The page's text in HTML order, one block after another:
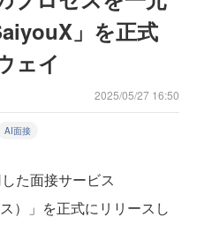
」を正式
ェイ
2025/05/27 16:50
AI面接
た面接サービス
）」を正式にリリースし